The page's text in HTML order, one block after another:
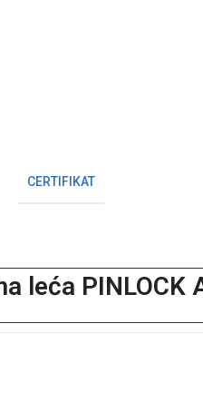
CERTIFIKAT
leća